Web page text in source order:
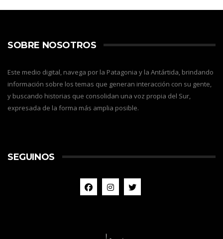
SOBRE NOSOTROS
Este medio digital, navega por la Patagonia y la Antártida, brindando
información sobre los temas que generan interacción con su gente,
y buscando historias que consolidan una voz propia del Sur,
expresada de la forma más amplia posible.
SEGUINOS